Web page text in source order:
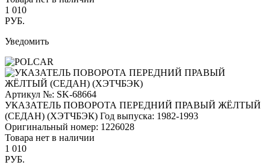
1 010
РУБ.
Уведомить
Артикул №: SK-68664
УКАЗАТЕЛЬ ПОВОРОТА ПЕРЕДНИЙ ПРАВЫЙ ЖЁЛТЫЙ
(СЕДАН) (ХЭТЧБЭК) Год выпуска: 1982-1993
Оригинальный номер: 1226028
Товара нет в наличии
1 010
РУБ.